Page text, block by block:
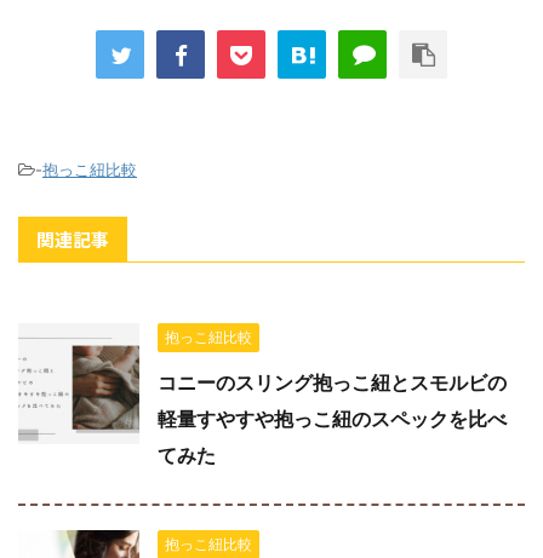
-抱っこ紐比較
関連記事
抱っこ紐比較
コニーのスリング抱っこ紐とスモルビの
軽量すやすや抱っこ紐のスペックを比べ
てみた
抱っこ紐比較